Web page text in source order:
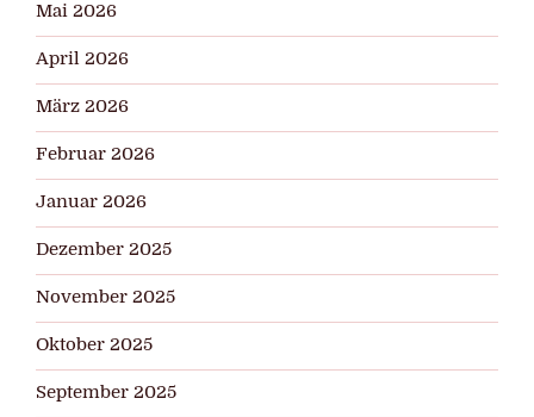
Mai 2026
April 2026
März 2026
Februar 2026
Januar 2026
Dezember 2025
November 2025
Oktober 2025
September 2025